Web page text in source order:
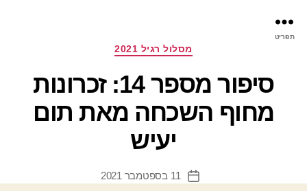
תפריט
קטגוריותמסלול רגיל 2021
סיפור מספר 14: זכרונות
מחוף השכחה מאת תום
יעיש
תאריך
11 בספטמבר 2021